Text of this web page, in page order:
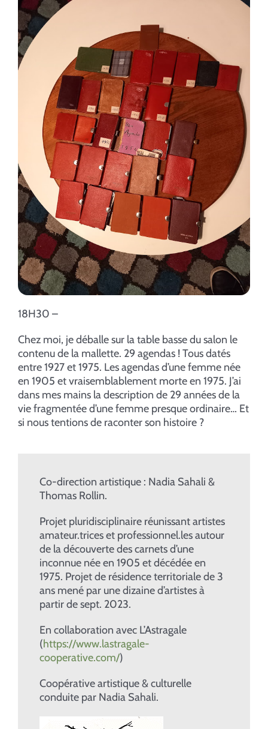
18H30 –
Chez moi, je déballe sur la table basse du salon le
contenu de la mallette. 29 agendas ! Tous datés
entre 1927 et 1975. Les agendas d’une femme née
en 1905 et vraisemblablement morte en 1975. J’ai
dans mes mains la description de 29 années de la
vie fragmentée d’une femme presque ordinaire… Et
si nous tentions de raconter son histoire ?
Co-direction artistique : Nadia Sahali &
Thomas Rollin.
​Projet pluridisciplinaire réunissant artistes
amateur.trices et professionnel.les autour
de la découverte des carnets d’une
inconnue née en 1905 et décédée en
1975. Projet de résidence territoriale de 3
ans mené par une dizaine d’artistes à
partir de sept. 2023.
En collaboration avec L’Astragale
(https://www.lastragale-
cooperative.com/)
Coopérative artistique & culturelle
conduite par Nadia Sahali.